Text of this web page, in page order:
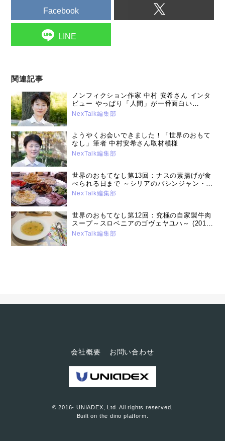
Facebook
LINE
関連記事
ノンフィクション作家 中村 安希さん インタ
ビュー やっぱり「人間」が一番面白い
（2017年2月14日号）
NexTalk編集部
ようやくお会いできました！「世界のおもて
なし」筆者 中村安希さん取材模様
NexTalk編集部
世界のおもてなし第13回：ナスの素揚げが食
べられる日まで ～シリアのバシンジャン・マ
クリー～(2016年12月13日号）
NexTalk編集部
世界のおもてなし第12回：究極の自家製牛肉
スープ～スロベニアのゴヴェヤユハ～ (2016
年10月12日号）
NexTalk編集部
会社概要 お問い合わせ
© 2016- UNIADEX, Ltd. All rights reserved.
Built on the dino platform